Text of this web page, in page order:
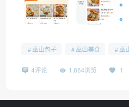
巫山包子 巫山美食 巫
4评论 1,664浏览 1